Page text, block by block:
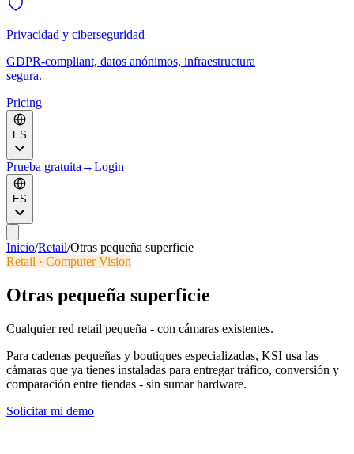
Privacidad y ciberseguridad
GDPR-compliant, datos anónimos, infraestructura
segura.
Pricing
ES
Prueba gratuita →Login
ES
Inicio/Retail/Otras pequeña superficie
Retail · Computer Vision
Otras pequeña superficie
Cualquier red retail pequeña - con cámaras existentes.
Para cadenas pequeñas y boutiques especializadas, KSI usa las
cámaras que ya tienes instaladas para entregar tráfico, conversión y
comparación entre tiendas - sin sumar hardware.
Solicitar mi demo